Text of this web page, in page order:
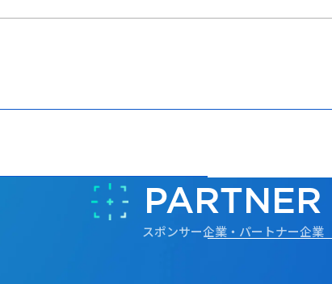
スポンサー企業・パートナー企業
PARTNER